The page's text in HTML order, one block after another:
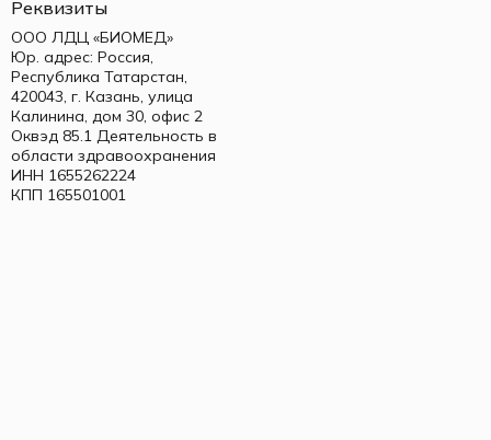
Реквизиты
ООО ЛДЦ «БИОМЕД»
Юр. адрес: Россия,
Республика Татарстан,
420043, г. Казань, улица
Калинина, дом 30, офис 2
Оквэд 85.1 Деятельность в
области здравоохранения
ИНН 1655262224
КПП 165501001